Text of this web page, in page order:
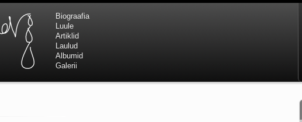
Biograafia
Luule
Artiklid
Laulud
Albumid
Galerii